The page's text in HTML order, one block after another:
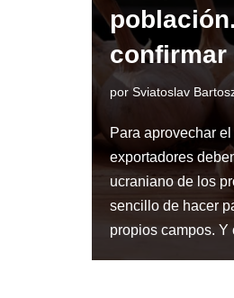
confirmar
porSviatoslav
Para aprovechar
exportadores
ucraniano de los
sencillo de hacer
propios campos. Y